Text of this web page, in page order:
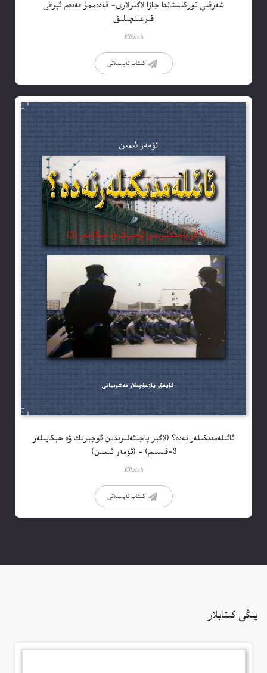
شەرقىي تۈركىستاندا جازا لاگىرلارى- قەدەممۇ قەدەم ئېرقى
قىرغىنچىلىق
Elkitab
كىتاب تەپسىلاتى
ئائىلەمدىكىلەر نەدە؟ (لاگېر پاجىئەلىرىدىن ئوچېرىك ۋە ھېكايىلەر
3-قىسىم) – (ئۆمەر ئىمىن)
Elkitab
كىتاب تەپسىلاتى
يېڭى كىتابلار